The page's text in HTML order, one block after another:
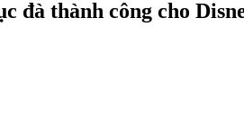
đà thành công cho